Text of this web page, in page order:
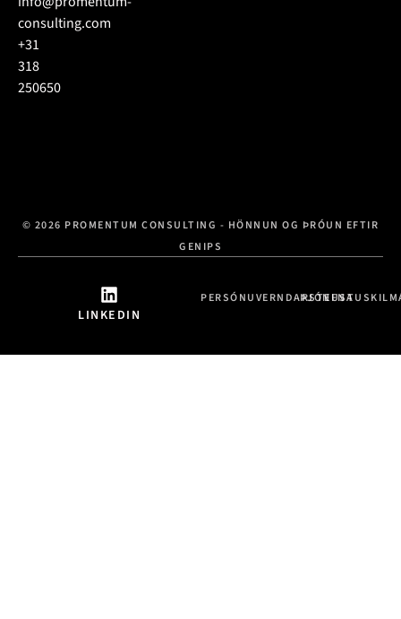
consulting.com
+31
318
250650
© 2026 PROMENTUM CONSULTING - HÖNNUN OG ÞRÓUN EFTIR
GENIPS
LINKEDIN
PERSÓNUVERNDARSTEFNA